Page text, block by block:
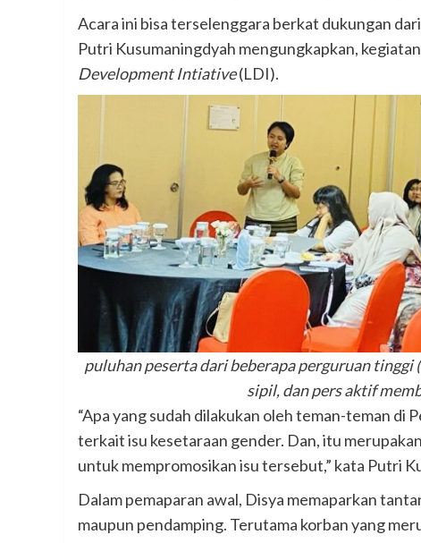
Acara ini bisa terselenggara berkat dukungan
Putri Kusumaningdyah mengungkapkan,
Development Intiative(LDI).
puluhan peserta dari beberapa perguruan
sipil, dan pers aktif
“Apa yang sudah dilakukan oleh teman-teman di
terkait isu kesetaraan gender. Dan, itu
untuk mempromosikan isu tersebut,” kata Putri
Dalam pemaparan awal, Disya memaparkan
maupun pendamping. Terutama korban yang